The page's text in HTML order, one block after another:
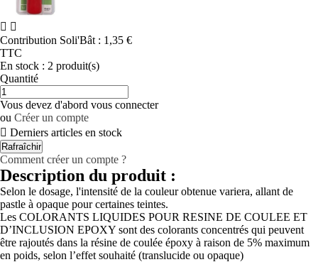
 
Contribution Soli'Bât : 1,35 €
TTC
En stock : 2 produit(s)
Quantité
Vous devez d'abord vous connecter
ou Créer un compte
 Derniers articles en stock
Comment créer un compte ?
Description du produit :
Selon le dosage, l'intensité de la couleur obtenue variera, allant de
pastle à opaque pour certaines teintes.
Les COLORANTS LIQUIDES POUR RESINE DE COULEE ET
D’INCLUSION EPOXY sont des colorants concentrés qui peuvent
être rajoutés dans la résine de coulée époxy à raison de 5% maximum
en poids, selon l’effet souhaité (translucide ou opaque)